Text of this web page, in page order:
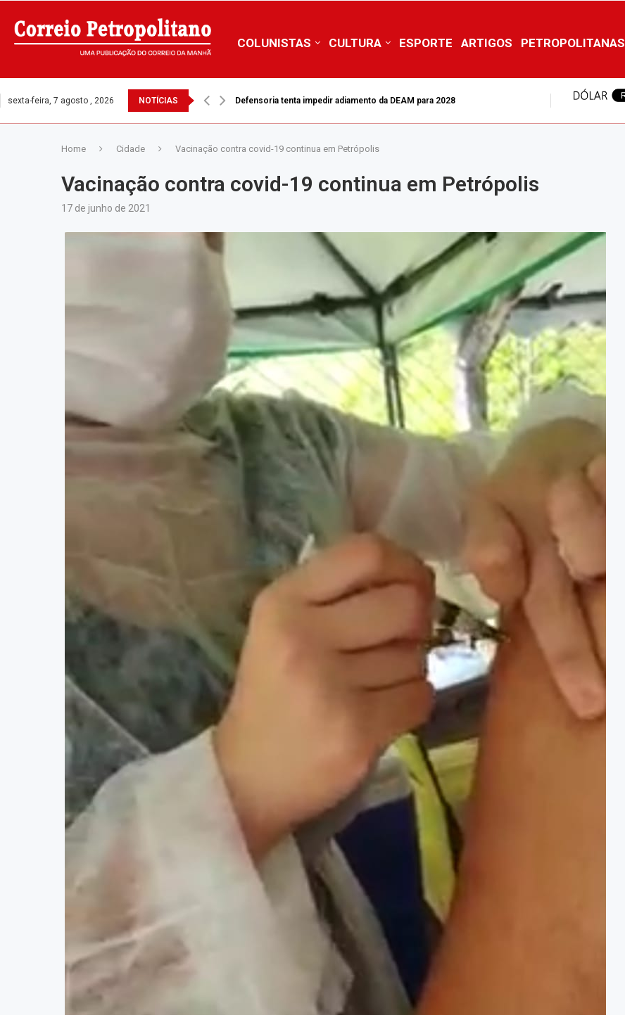
COLUNISTAS CULTURA ESPORTE ARTIGOS PETROPOLITANAS
sexta-feira, 7 agosto , 2026 NOTÍCIAS Defensoria tenta impedir adiamento da DEAM para 2028
Home Cidade Vacinação contra covid-19 continua em Petrópolis
Vacinação contra covid-19 continua em Petrópolis
17 de junho de 2021